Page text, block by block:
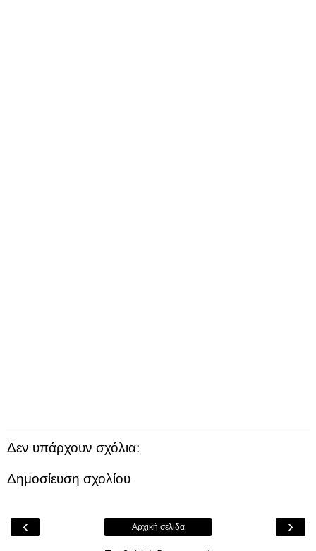
Δεν υπάρχουν σχόλια:
Δημοσίευση σχολίου
‹ ›
Αρχική σελίδα